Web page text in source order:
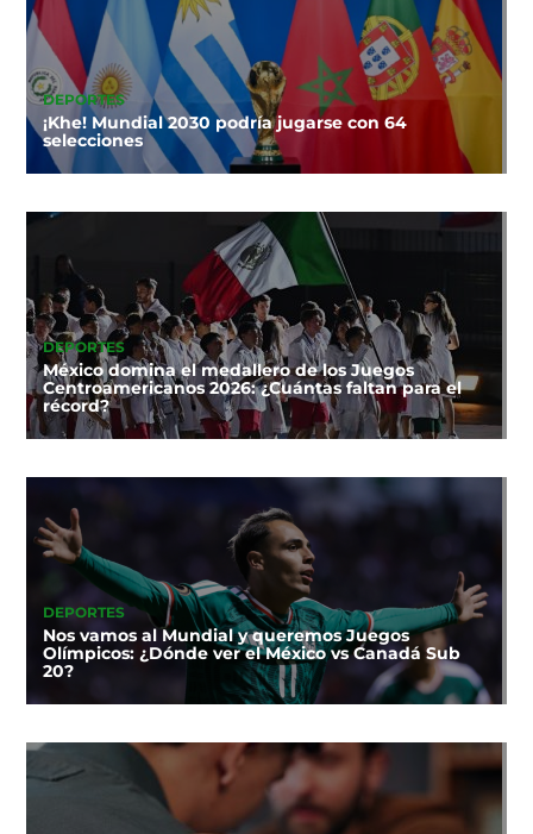
DEPORTES
¡Khe! Mundial 2030 podría jugarse con 64
selecciones
DEPORTES
México domina el medallero de los Juegos
Centroamericanos 2026: ¿Cuántas faltan para el
récord?
DEPORTES
Nos vamos al Mundial y queremos Juegos
Olímpicos: ¿Dónde ver el México vs Canadá Sub
20?